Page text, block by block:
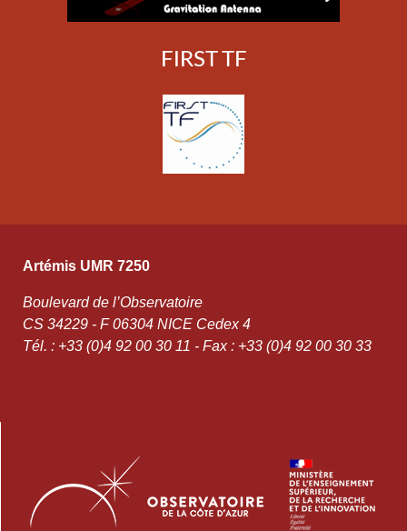
FIRST TF
Artémis UMR 7250
Boulevard de l’Observatoire
CS 34229 - F 06304 NICE Cedex 4
Tél. : +33 (0)4 92 00 30 11 - Fax : +33 (0)4 92 00 30 33